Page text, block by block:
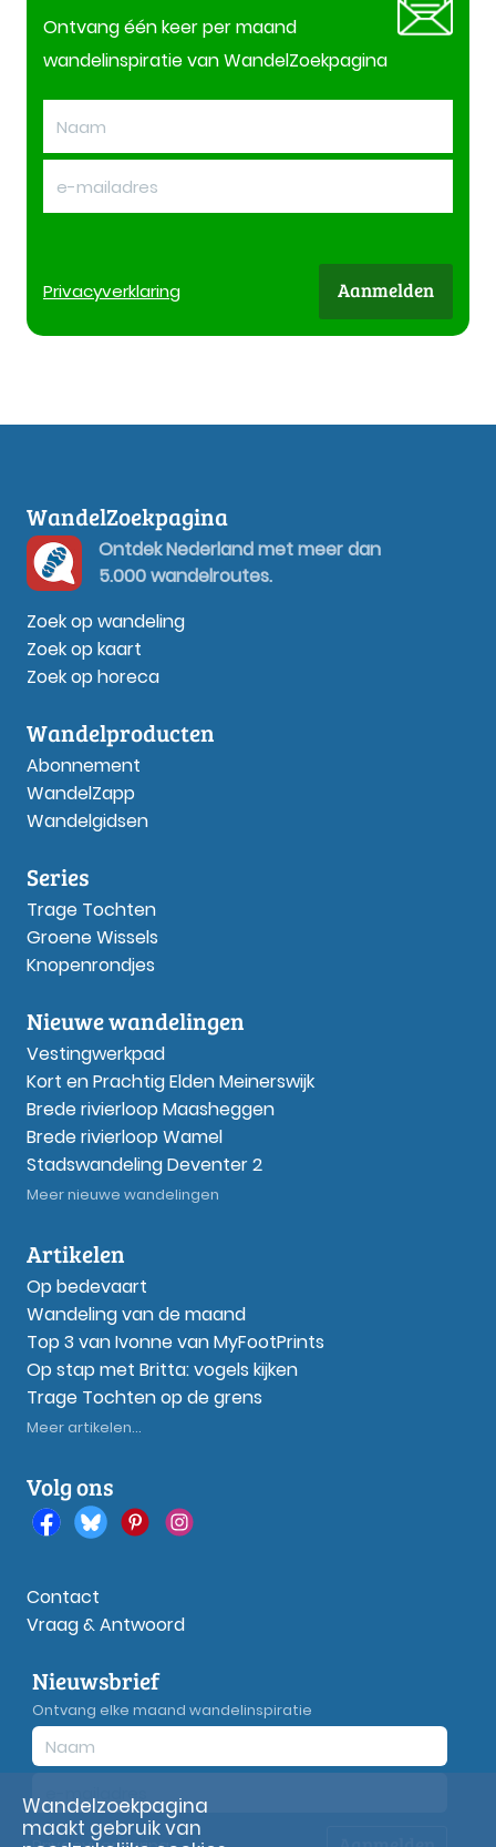
Ontvang één keer per maand
wandelinspiratie van WandelZoekpagina
Privacyverklaring Aanmelden
WandelZoekpagina
Ontdek Nederland met meer dan
5.000 wandelroutes.
Zoek op wandeling
Zoek op kaart
Zoek op horeca
Wandelproducten
Abonnement
WandelZapp
Wandelgidsen
Series
Trage Tochten
Groene Wissels
Knopenrondjes
Nieuwe wandelingen
Vestingwerkpad
Kort en Prachtig Elden Meinerswijk
Brede rivierloop Maasheggen
Brede rivierloop Wamel
Stadswandeling Deventer 2
Meer nieuwe wandelingen
Artikelen
Op bedevaart
Wandeling van de maand
Top 3 van Ivonne van MyFootPrints
Op stap met Britta: vogels kijken
Trage Tochten op de grens
Meer artikelen...
Volg ons
Contact
Vraag & Antwoord
Nieuwsbrief
Ontvang elke maand wandelinspiratie
Wandelzoekpagina
maakt gebruik van